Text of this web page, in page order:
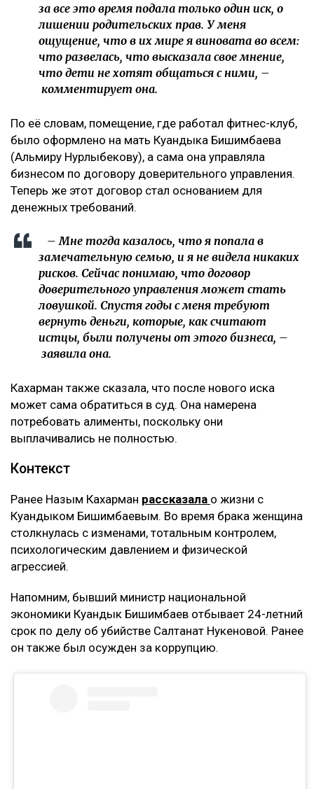
за все это время подала только один иск, о
лишении родительских прав. У меня
ощущение, что в их мире я виновата во всем:
что развелась, что высказала свое мнение,
что дети не хотят общаться с ними, –
комментирует она.
По её словам, помещение, где работал фитнес-клуб,
было оформлено на мать Куандыка Бишимбаева
(Альмиру Нурлыбекову), а сама она управляла
бизнесом по договору доверительного управления.
Теперь же этот договор стал основанием для
денежных требований.
– Мне тогда казалось, что я попала в
замечательную семью, и я не видела никаких
рисков. Сейчас понимаю, что договор
доверительного управления может стать
ловушкой. Спустя годы с меня требуют
вернуть деньги, которые, как считают
истцы, были получены от этого бизнеса, –
заявила она.
Кахарман также сказала, что после нового иска
может сама обратиться в суд. Она намерена
потребовать алименты, поскольку они
выплачивались не полностью.
Контекст
Ранее Назым Кахарман рассказала о жизни с
Куандыком Бишимбаевым. Во время брака женщина
столкнулась с изменами, тотальным контролем,
психологическим давлением и физической
агрессией.
Напомним, бывший министр национальной
экономики Куандык Бишимбаев отбывает 24-летний
срок по делу об убийстве Салтанат Нукеновой. Ранее
он также был осужден за коррупцию.